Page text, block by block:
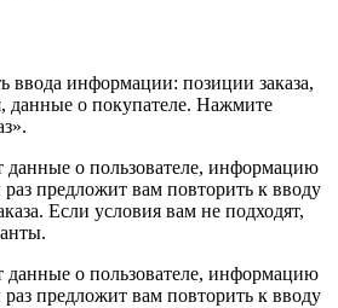
ввода информации: позиции заказа,
данные о покупателе. Нажмите
данные о пользователе, информацию
предложит вам повторить к вводу
Если условия вам не подходят,
данные о пользователе, информацию
предложит вам повторить к вводу